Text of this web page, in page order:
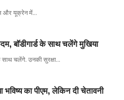
और यूक्रेन में…
बॉडीगार्ड के साथ चलेंगे मुखिया
साथ चलेंगे. उनकी सुरक्षा…
भविष्य का पीएम, लेकिन दी चेतावनी